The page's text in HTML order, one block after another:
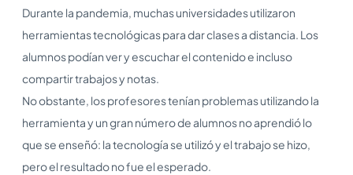
Durante la pandemia, muchas universidades utilizaron
herramientas tecnológicas para dar clases a distancia. Los
alumnos podían ver y escuchar el contenido e incluso
compartir trabajos y notas.
No obstante, los profesores tenían problemas utilizando la
herramienta y un gran número de alumnos no aprendió lo
que se enseñó: la tecnología se utilizó y el trabajo se hizo,
pero el resultado no fue el esperado.